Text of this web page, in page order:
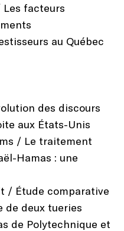
facteurs
au Québec
des discours
aux États-Unis
/ Le traitement
Hamas : une
/ Étude comparative
de deux tueries
de Polytechnique et